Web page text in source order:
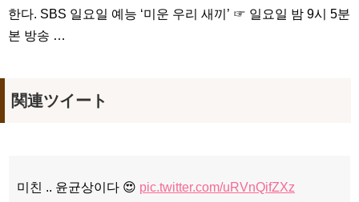
한다. SBS 일요일 예능 ‘미운 우리 새끼’ ☞ 일요일 밤 9시 5분
본 방송 …
関連ツイート
미친 .. 윤균상이다 😍 pic.twitter.com/uRVnQifZXz